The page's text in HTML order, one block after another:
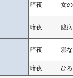
暗夜 女
暗夜 臆病
暗夜 邪
暗夜 ひ